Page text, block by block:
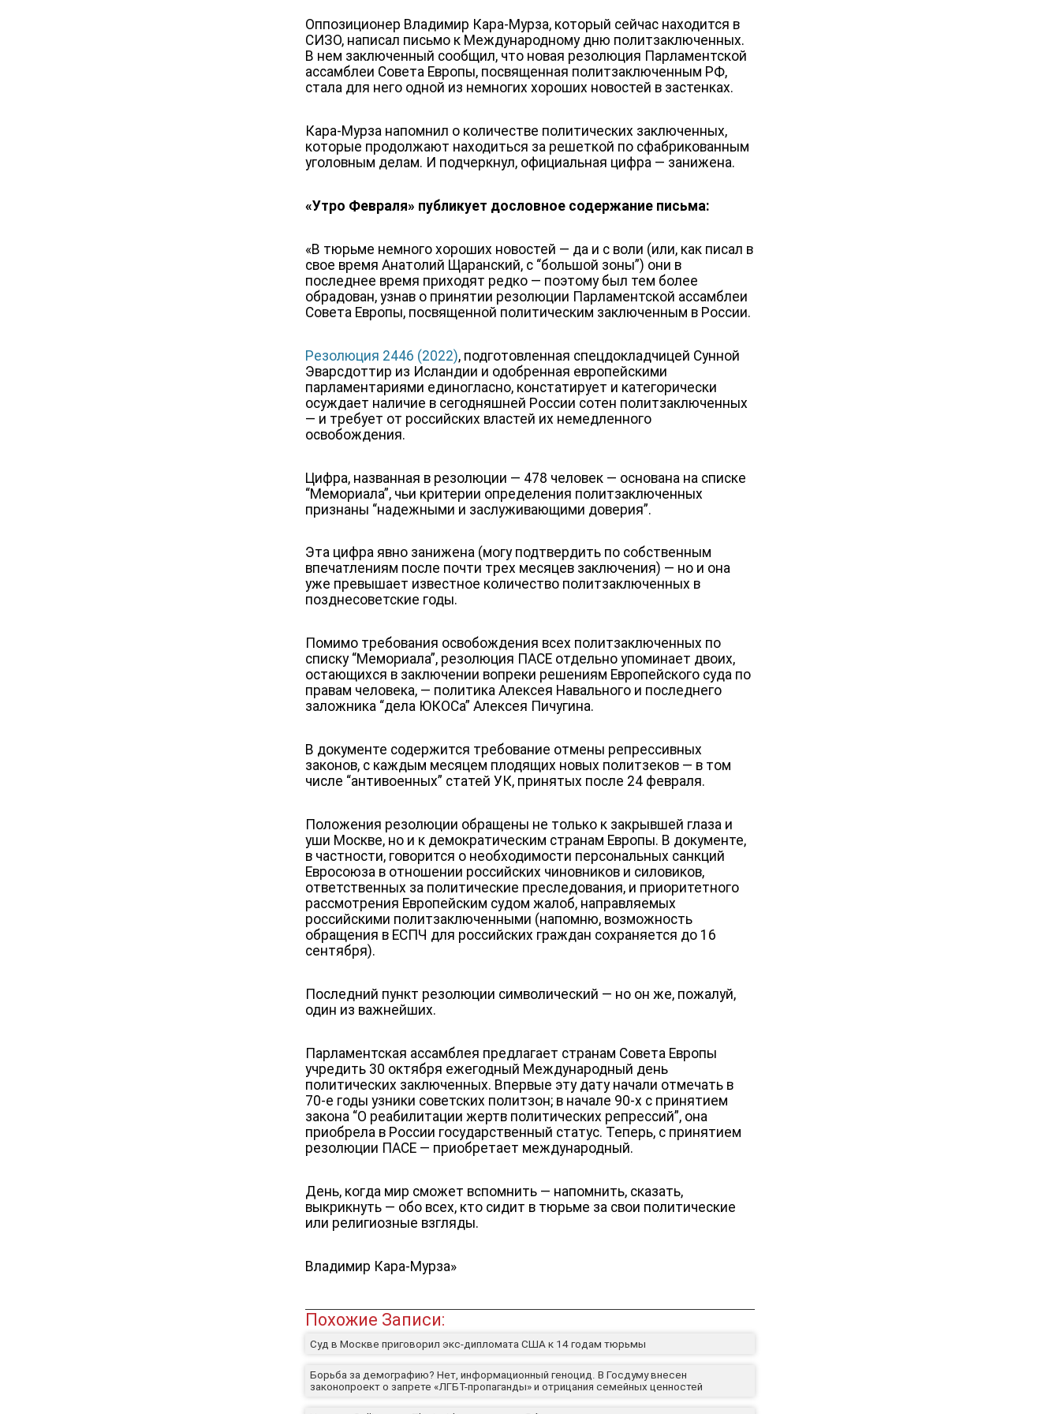
Оппозиционер Владимир Кара-Мурза, который сейчас находится в
СИЗО, написал письмо к Международному дню политзаключенных.
В нем заключенный сообщил, что новая резолюция Парламентской
ассамблеи Совета Европы, посвященная политзаключенным РФ,
стала для него одной из немногих хороших новостей в застенках.
Кара-Мурза напомнил о количестве политических заключенных,
которые продолжают находиться за решеткой по сфабрикованным
уголовным делам. И подчеркнул, официальная цифра — занижена.
«Утро Февраля» публикует дословное содержание письма:
«В тюрьме немного хороших новостей — да и с воли (или, как писал в
свое время Анатолий Щаранский, с “большой зоны”) они в
последнее время приходят редко — поэтому был тем более
обрадован, узнав о принятии резолюции Парламентской ассамблеи
Совета Европы, посвященной политическим заключенным в России.
Резолюция 2446 (2022), подготовленная спецдокладчицей Сунной
Эварсдоттир из Исландии и одобренная европейскими
парламентариями единогласно, констатирует и категорически
осуждает наличие в сегодняшней России сотен политзаключенных
— и требует от российских властей их немедленного
освобождения.
Цифра, названная в резолюции — 478 человек — основана на списке
“Мемориала”, чьи критерии определения политзаключенных
признаны “надежными и заслуживающими доверия”.
Эта цифра явно занижена (могу подтвердить по собственным
впечатлениям после почти трех месяцев заключения) — но и она
уже превышает известное количество политзаключенных в
позднесоветские годы.
Помимо требования освобождения всех политзаключенных по
списку “Мемориала”, резолюция ПАСЕ отдельно упоминает двоих,
остающихся в заключении вопреки решениям Европейского суда по
правам человека, — политика Алексея Навального и последнего
заложника “дела ЮКОСа” Алексея Пичугина.
В документе содержится требование отмены репрессивных
законов, с каждым месяцем плодящих новых политзеков — в том
числе “антивоенных” статей УК, принятых после 24 февраля.
Положения резолюции обращены не только к закрывшей глаза и
уши Москве, но и к демократическим странам Европы. В документе,
в частности, говорится о необходимости персональных санкций
Евросоюза в отношении российских чиновников и силовиков,
ответственных за политические преследования, и приоритетного
рассмотрения Европейским судом жалоб, направляемых
российскими политзаключенными (напомню, возможность
обращения в ЕСПЧ для российских граждан сохраняется до 16
сентября).
Последний пункт резолюции символический — но он же, пожалуй,
один из важнейших.
Парламентская ассамблея предлагает странам Совета Европы
учредить 30 октября ежегодный Международный день
политических заключенных. Впервые эту дату начали отмечать в
70-е годы узники советских политзон; в начале 90-х с принятием
закона “О реабилитации жертв политических репрессий”, она
приобрела в России государственный статус. Теперь, с принятием
резолюции ПАСЕ — приобретает международный.
День, когда мир сможет вспомнить — напомнить, сказать,
выкрикнуть — обо всех, кто сидит в тюрьме за свои политические
или религиозные взгляды.
Владимир Кара-Мурза»
Похожие Записи:
Суд в Москве приговорил экс-дипломата США к 14 годам тюрьмы
Борьба за демографию? Нет, информационный геноцид. В Госдуму внесен
законопроект о запрете «ЛГБТ-пропаганды» и отрицания семейных ценностей